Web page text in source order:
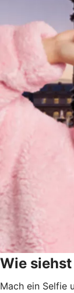
Wie
Mach ein Selfie